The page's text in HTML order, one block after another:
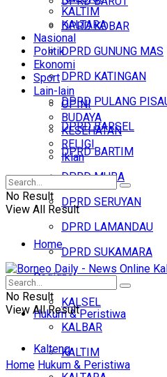
DPRD KOBAR
DPRD GUNUNG MAS
DPRD KATINGAN
DPRD PULANG
DPRD BARSEL
DPRD BARTIM
DPRD MURA
DPRD SERUYAN
DPRD LAMANDAU
DPRD SUKAMARA
Regional
KALSEL
KALBAR
KALTIM
KALTIM
KALTARA
Nasional
Politik
Ekonomi
Sport
Lain-lain
OPINI
BUDAYA
KESEHATAN
RELIGI
Iklan
No Result
View All Result
Home
Headline
Hukum & Peristiwa
Kalteng
No Result
View All Result
Home Hukum & Peristiwa